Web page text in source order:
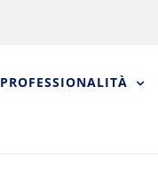
PROFESSIONALITÀ